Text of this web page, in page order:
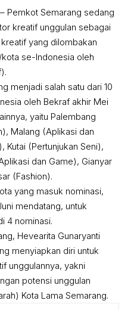
Pemkot Semarang sedang
kreatif unggulan sebagai
yang dilombakan
se-Indonesia oleh
menjadi salah satu dari 10
oleh Bekraf akhir Mei
yaitu Palembang
Malang (Aplikasi dan
Kutai (Pertunjukan Seni),
dan Game), Gianyar
(Fashion).
yang masuk nominasi,
mendatang, untuk
4 nominasi.
Hevearita Gunaryanti
menyiapkan diri untuk
unggulannya, yakni
potensi unggulan
Kota Lama Semarang.